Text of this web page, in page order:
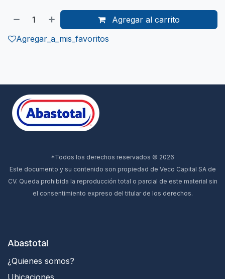
Agregar al carrito
Agregar_a_mis_favoritos
*Todos los derechos reservados © 2026
Este documento y su contenido son propiedad de Veco Capital SA de
CV. Queda prohibida la reproducción total o parcial de este material sin
el consentimiento expreso del titular de los derechos.
Abastotal
¿Quienes somos?
Ubicaciones